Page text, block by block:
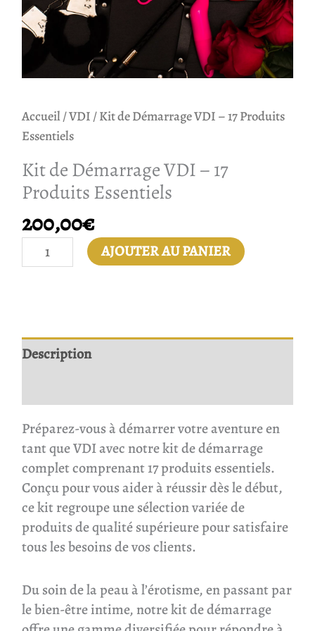
Accueil/VDI / Kit de Démarrage VDI – 17 Produits
Essentiels
Kit de Démarrage VDI – 17
Produits Essentiels
200,00€
AJOUTER AU PANIER
Description
Préparez-vous à démarrer votre aventure en
tant que VDI avec notre kit de démarrage
complet comprenant 17 produits essentiels.
Conçu pour vous aider à réussir dès le début,
ce kit regroupe une sélection variée de
produits de qualité supérieure pour satisfaire
tous les besoins de vos clients.
Du soin de la peau à l’érotisme, en passant par
le bien-être intime, notre kit de démarrage